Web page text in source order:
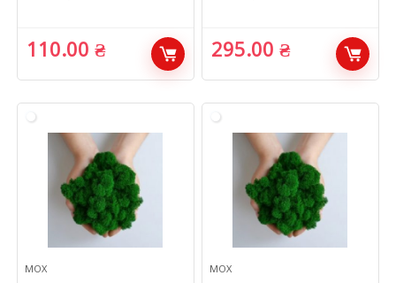
110.00₴ 295.00₴
МОХ МОХ